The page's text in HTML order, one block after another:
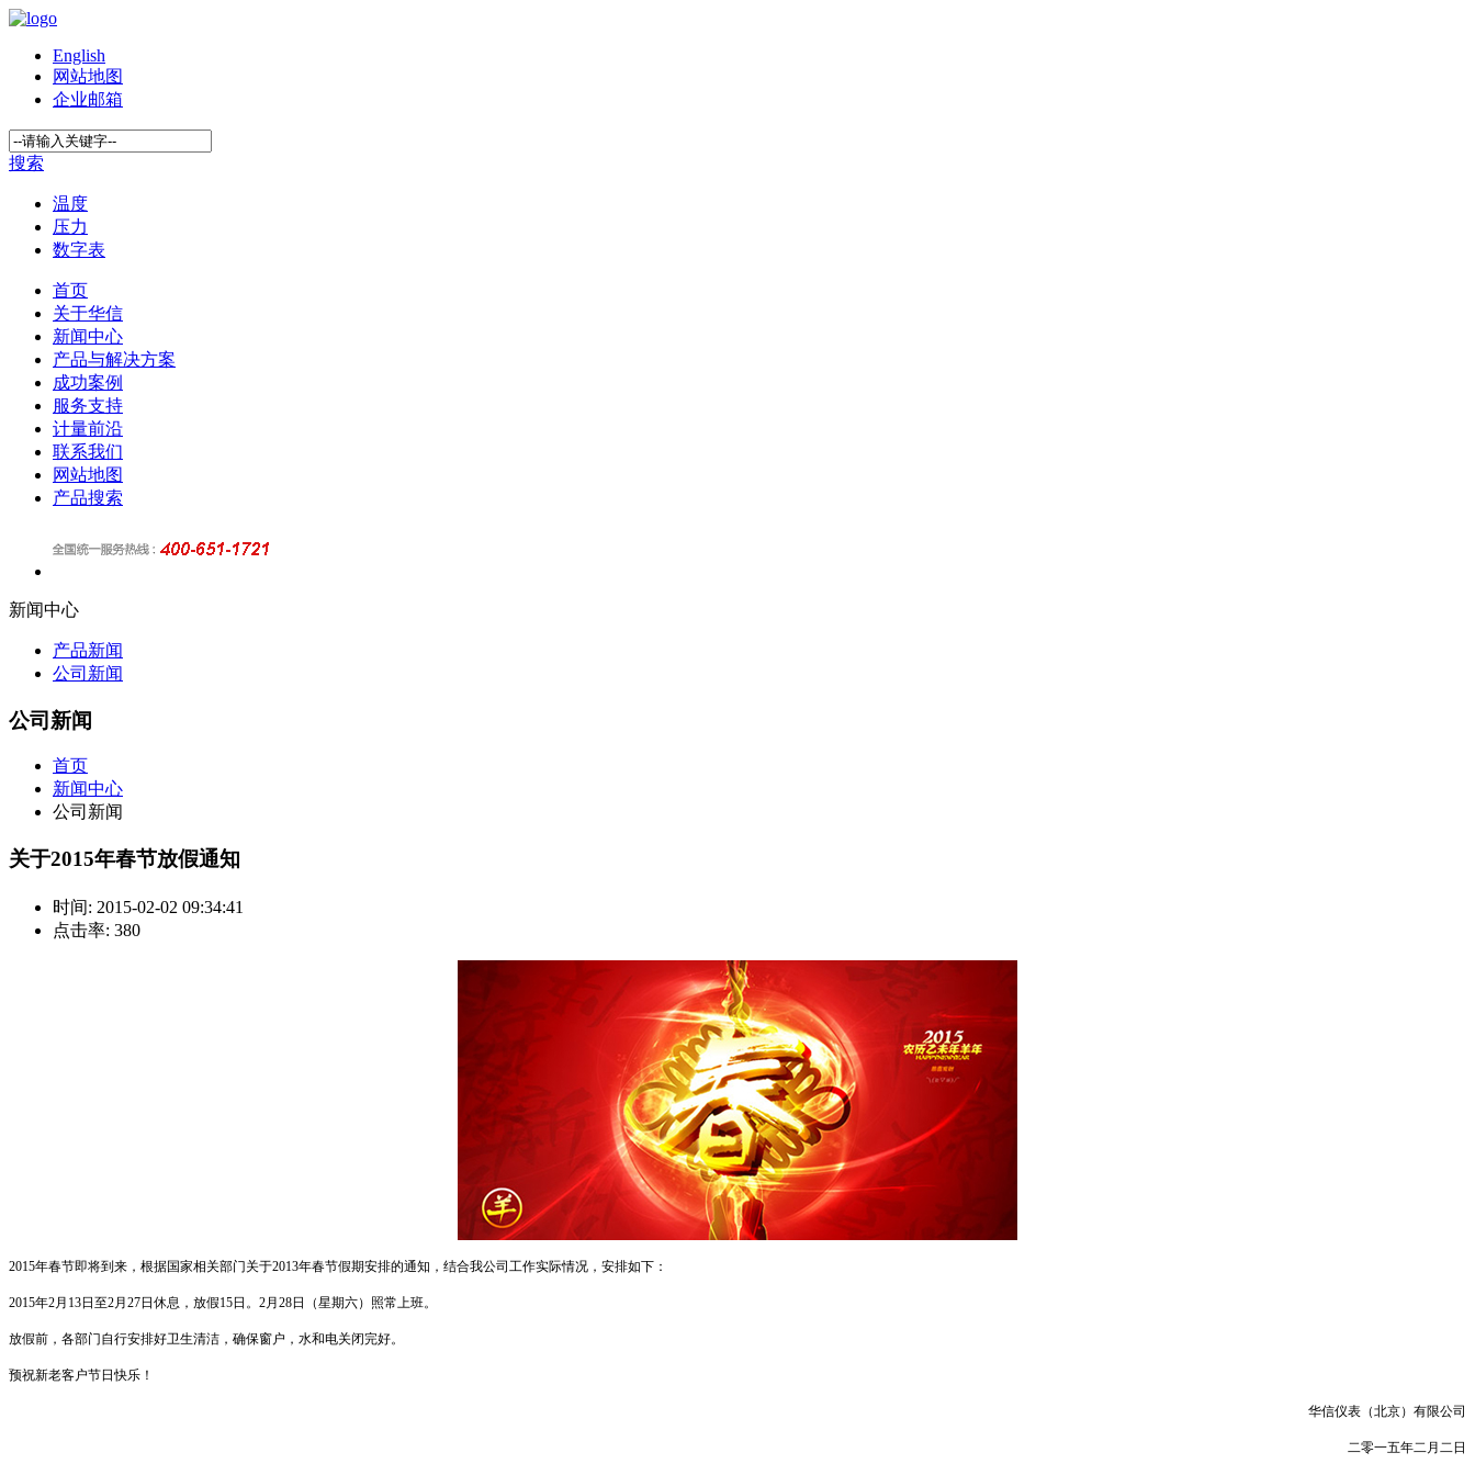
English
网站地图
企业邮箱
搜索
温度
压力
数字表
首页
关于华信
新闻中心
产品与解决方案
成功案例
服务支持
计量前沿
联系我们
网站地图
产品搜索
新闻中心
产品新闻
公司新闻
公司新闻
首页
新闻中心
公司新闻
关于2015年春节放假通知
时间: 2015-02-02 09:34:41
点击率: 380
2015年春节即将到来，根据国家相关部门关于2013年春节假期安排的通知，结合我公司工作实际情况，安排如下：
2015年2月13日至2月27日休息，放假15日。2月28日（星期六）照常上班。
放假前，各部门自行安排好卫生清洁，确保窗户，水和电关闭完好。
预祝新老客户节日快乐！
华信仪表（北京）有限公司
二零一五年二月二日